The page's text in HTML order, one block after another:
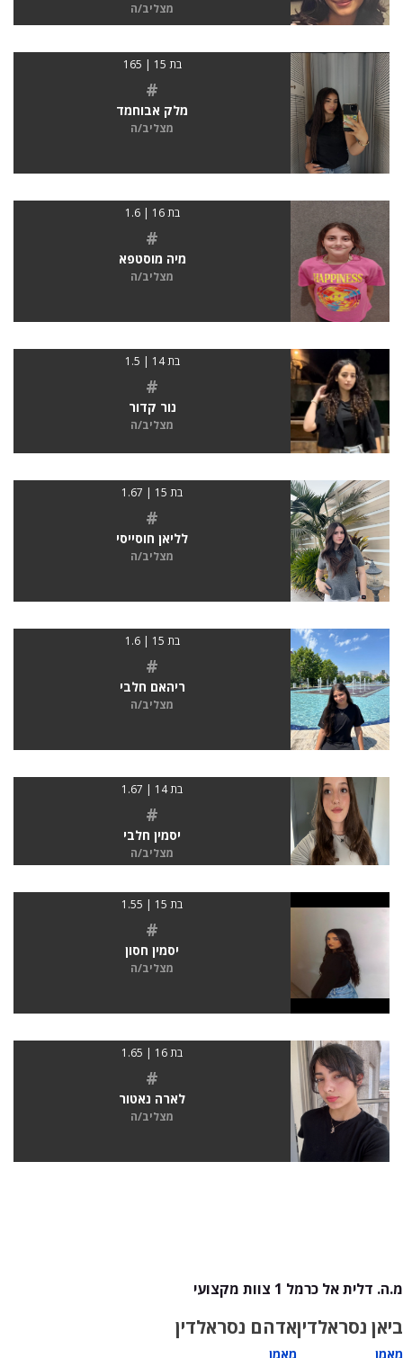
מצליב/ה
בת 15 | 165
#
מלק אבוחמד
מצליב/ה
בת 16 | 1.6
#
מיה מוסטפא
מצליב/ה
בת 14 | 1.5
#
נור קדור
מצליב/ה
בת 15 | 1.67
#
לליאן חוסייסי
מצליב/ה
בת 15 | 1.6
#
ריהאם חלבי
מצליב/ה
בת 14 | 1.67
#
יסמין חלבי
מצליב/ה
בת 15 | 1.55
#
יסמין חסון
מצליב/ה
בת 16 | 1.65
#
לארה נאטור
מצליב/ה
מ.ה. דלית אל כרמל 1 צוות מקצועי
ביאן נסראלדין
מאמן
אדהם נסראלדין
מאמן